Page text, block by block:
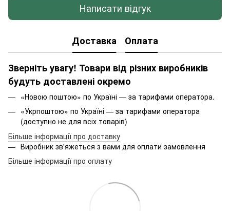
Написати відгук
Доставка Оплата
Зверніть увагу! Товари від різних виробників
будуть доставлені окремо
«Новою поштою» по Україні — за тарифами оператора.
«Укрпоштою» по Україні — за тарифами оператора
(доступно не для всіх товарів)
Більше інформації про доставку
Виробник зв'яжеться з вами для оплати замовлення
Більше інформації про оплату